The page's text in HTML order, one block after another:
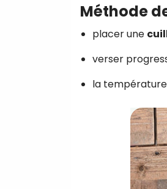
Méthode
placer une
verser
la température